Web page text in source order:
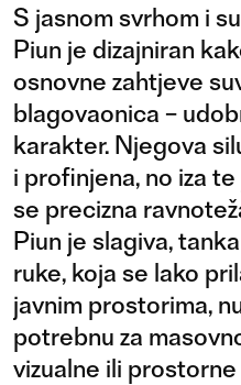
S jasnom svrhom i
Piun je dizajniran
osnovne zahtjeve
blagovaonica –
karakter. Njegova
i profinjena, no iza
se precizna
Piun je slagiva,
ruke, koja se lako
javnim prostorima,
potrebnu za
vizualne ili